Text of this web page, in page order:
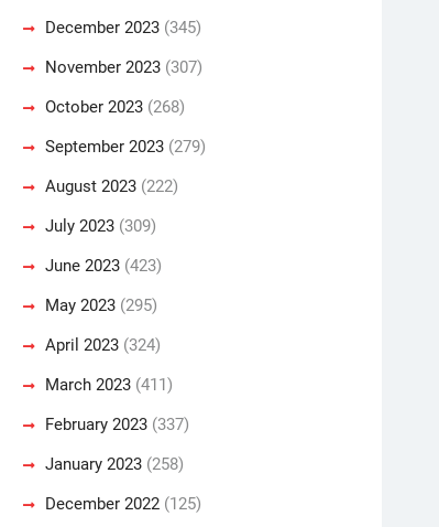
December 2023 (345)
November 2023 (307)
October 2023 (268)
September 2023 (279)
August 2023 (222)
July 2023 (309)
June 2023 (423)
May 2023 (295)
April 2023 (324)
March 2023 (411)
February 2023 (337)
January 2023 (258)
December 2022 (125)